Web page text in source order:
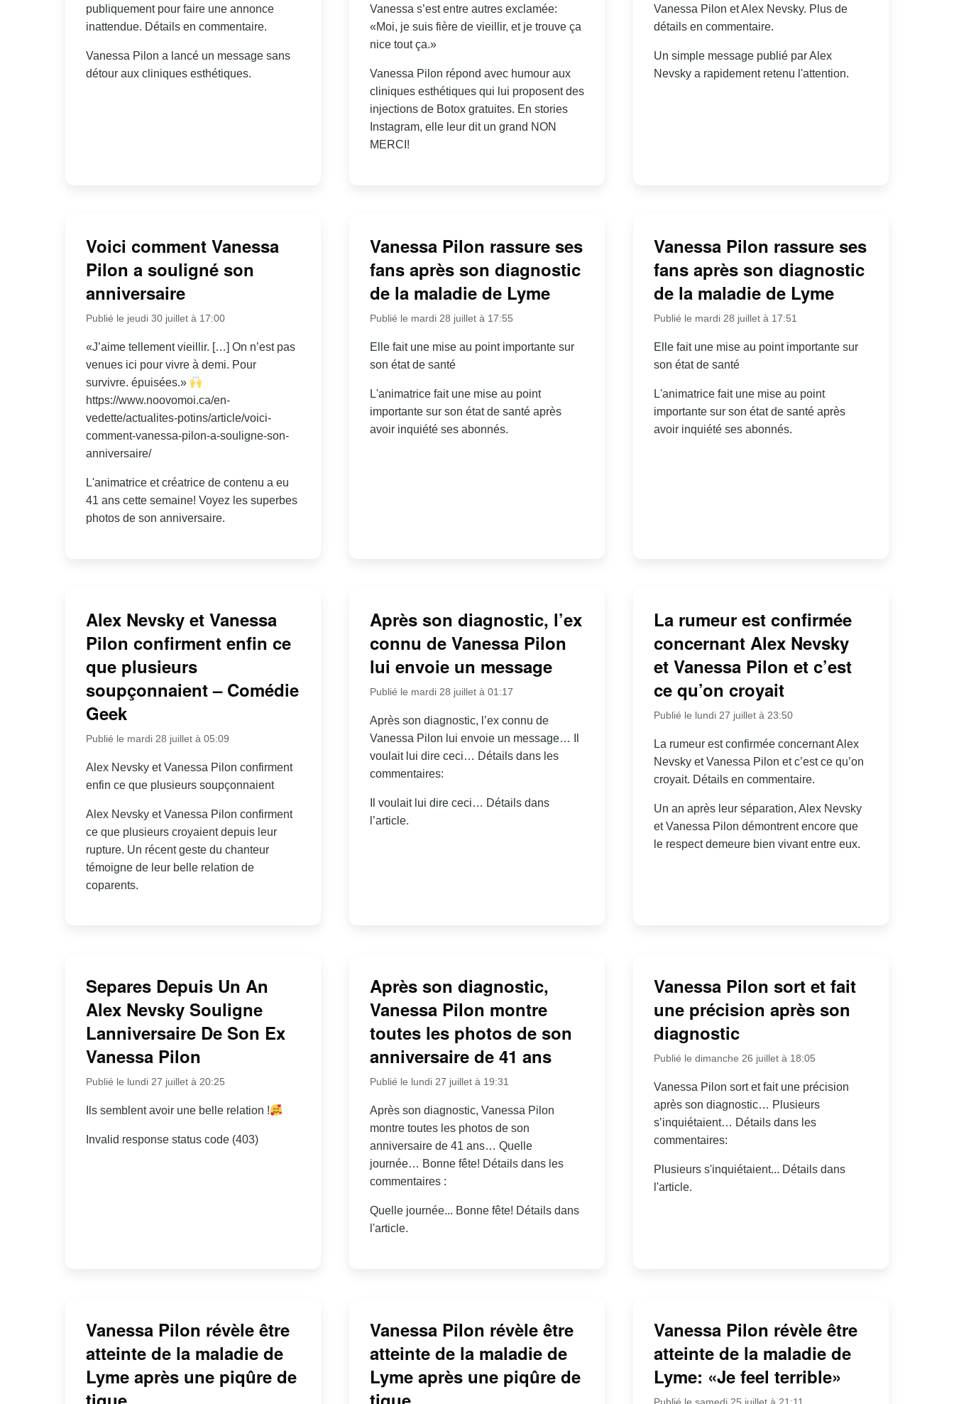
publiquement pour faire une annonce
inattendue. Détails en commentaire.
Vanessa Pilon a lancé un message sans
détour aux cliniques esthétiques.
Vanessa s’est entre autres exclamée:
«Moi, je suis fière de vieillir, et je trouve ça
nice tout ça.»
Vanessa Pilon répond avec humour aux
cliniques esthétiques qui lui proposent des
injections de Botox gratuites. En stories
Instagram, elle leur dit un grand NON
MERCI!
Vanessa Pilon et Alex Nevsky. Plus de
détails en commentaire.
Un simple message publié par Alex
Nevsky a rapidement retenu l'attention.
Voici comment Vanessa
Pilon a souligné son
anniversaire
Publié le jeudi 30 juillet à 17:00
«J’aime tellement vieillir. […] On n’est pas
venues ici pour vivre à demi. Pour
survivre. épuisées.»
https://www.noovomoi.ca/en-
vedette/actualites-potins/article/voici-
comment-vanessa-pilon-a-souligne-son-
anniversaire/
L'animatrice et créatrice de contenu a eu
41 ans cette semaine! Voyez les superbes
photos de son anniversaire.
Vanessa Pilon rassure ses
fans après son diagnostic
de la maladie de Lyme
Publié le mardi 28 juillet à 17:55
Elle fait une mise au point importante sur
son état de santé
L'animatrice fait une mise au point
importante sur son état de santé après
avoir inquiété ses abonnés.
Vanessa Pilon rassure ses
fans après son diagnostic
de la maladie de Lyme
Publié le mardi 28 juillet à 17:51
Elle fait une mise au point importante sur
son état de santé
L'animatrice fait une mise au point
importante sur son état de santé après
avoir inquiété ses abonnés.
Alex Nevsky et Vanessa
Pilon confirment enfin ce
que plusieurs
soupçonnaient – Comédie
Geek
Publié le mardi 28 juillet à 05:09
Alex Nevsky et Vanessa Pilon confirment
enfin ce que plusieurs soupçonnaient
Alex Nevsky et Vanessa Pilon confirment
ce que plusieurs croyaient depuis leur
rupture. Un récent geste du chanteur
témoigne de leur belle relation de
coparents.
Après son diagnostic, l’ex
connu de Vanessa Pilon
lui envoie un message
Publié le mardi 28 juillet à 01:17
Après son diagnostic, l’ex connu de
Vanessa Pilon lui envoie un message… Il
voulait lui dire ceci… Détails dans les
commentaires:
Il voulait lui dire ceci… Détails dans
l’article.
La rumeur est confirmée
concernant Alex Nevsky
et Vanessa Pilon et c’est
ce qu’on croyait
Publié le lundi 27 juillet à 23:50
La rumeur est confirmée concernant Alex
Nevsky et Vanessa Pilon et c’est ce qu’on
croyait. Détails en commentaire.
Un an après leur séparation, Alex Nevsky
et Vanessa Pilon démontrent encore que
le respect demeure bien vivant entre eux.
Separes Depuis Un An
Alex Nevsky Souligne
Lanniversaire De Son Ex
Vanessa Pilon
Publié le lundi 27 juillet à 20:25
Ils semblent avoir une belle relation !
Invalid response status code (403)
Après son diagnostic,
Vanessa Pilon montre
toutes les photos de son
anniversaire de 41 ans
Publié le lundi 27 juillet à 19:31
Après son diagnostic, Vanessa Pilon
montre toutes les photos de son
anniversaire de 41 ans… Quelle
journée… Bonne fête! Détails dans les
commentaires :
Quelle journée... Bonne fête! Détails dans
l'article.
Vanessa Pilon sort et fait
une précision après son
diagnostic
Publié le dimanche 26 juillet à 18:05
Vanessa Pilon sort et fait une précision
après son diagnostic… Plusieurs
s’inquiétaient… Détails dans les
commentaires:
Plusieurs s'inquiétaient... Détails dans
l'article.
Vanessa Pilon révèle être
atteinte de la maladie de
Lyme après une piqûre de
Vanessa Pilon révèle être
atteinte de la maladie de
Lyme après une piqûre de
Vanessa Pilon révèle être
atteinte de la maladie de
Lyme: «Je feel terrible»
Publié le samedi 25 juillet à 21:11